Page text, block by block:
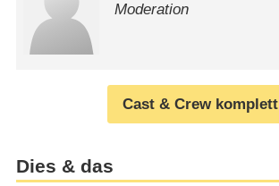
Moderation
Cast & Crew komplett
Dies & das